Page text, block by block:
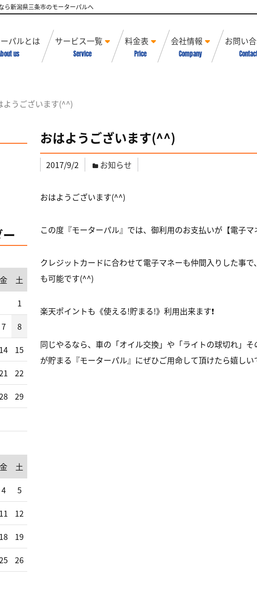
ら新潟県三条市のモーターパルへ
パルとは
us
サービス一覧
Service
料金表
Price
会社情報
Company
お問い
ようございます(^^)
おはようございます(^^)
2017/9/2 お知らせ
おはようございます(^^)
この度『モーターパル』では、御利用のお支払いが【電子マ
クレジットカードに合わせて電子マネーも仲間入りした事
も可能です(^^)
楽天ポイントも《使える!貯まる!》利用出来ます❗️
同じやるなら、車の「オイル交換」や「ライトの球切れ」
が貯まる『モーターパル』にぜひご用命して頂けたら嬉し
金
土
1
7
8
14
15
22
29
金
土
4
5
11
12
18
19
26